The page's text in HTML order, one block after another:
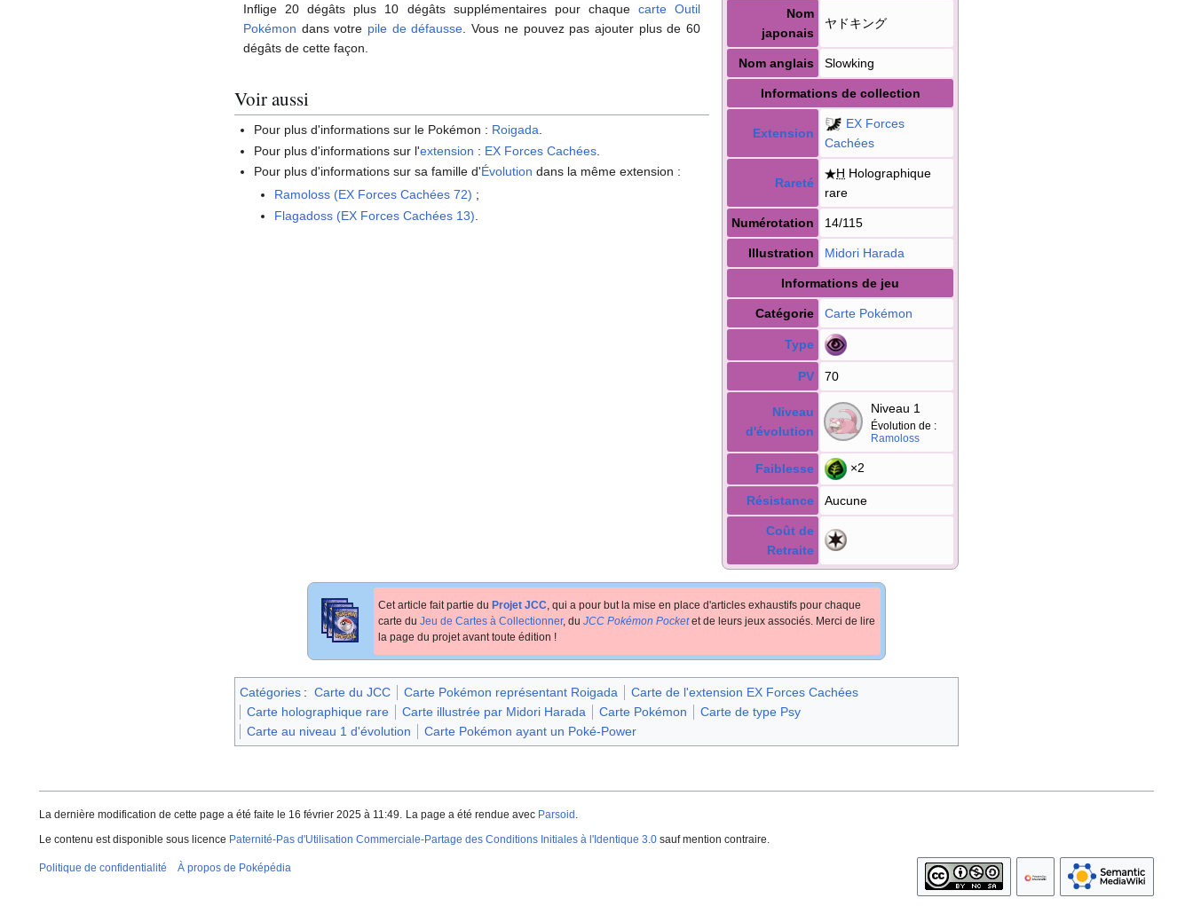
Nom
japonais
ヤドキング
Nom anglais Slowking
Informations de collection
Extension
EX Forces
Cachées
Rareté
H Holographique
rare
Numérotation 14/115
Illustration Midori Harada
Informations de jeu
Catégorie Carte Pokémon
Type
PV 70
Niveau
d'évolution
Niveau 1
Évolution de :
Ramoloss
Faiblesse ×2
Résistance Aucune
Coût de
Retraite
Inflige 20 dégâts plus 10 dégâts supplémentaires pour chaque carte Outil
Pokémon dans votre pile de défausse . Vous ne pouvez pas ajouter plus de 60
dégâts de cette façon.
Voir aussi
Pour plus d'informations sur le Pokémon : Roigada.
Pour plus d'informations sur l'extension : EX Forces Cachées
Pour plus d'informations sur sa famille d'Évolution dans la même extension :
Ramoloss (EX Forces Cachées 72) ;
Flagadoss (EX Forces Cachées 13)
Cet article fait partie du Projet JCC, qui a pour but la mise en place d'articles exhaustifs pour chaque
carte du Jeu de Cartes à Collectionner, du JCC Pokémon Pocketet de leurs jeux associés. Merci de lire
la page du projet avant toute édition !
Catégories : Carte du JCC Carte Pokémon représentant Roigada
Carte de l'extension EX Forces Cachées
Carte holographique rare
Carte illustrée par Midori Harada Carte Pokémon
Carte de type Psy
Carte au niveau 1 d'évolution
Carte Pokémon ayant un Poké-Power
La dernière modification de cette page a été faite le 16 février 2025 à 11:49. La page a été rendue avec Parsoid .
Le contenu est disponible sous licence Paternité-Pas d'Utilisation Commerciale-Partage des Conditions Initiales à l'Identique 3.0 sauf mention contraire.
Politique de confidentialité À propos de Poképédia